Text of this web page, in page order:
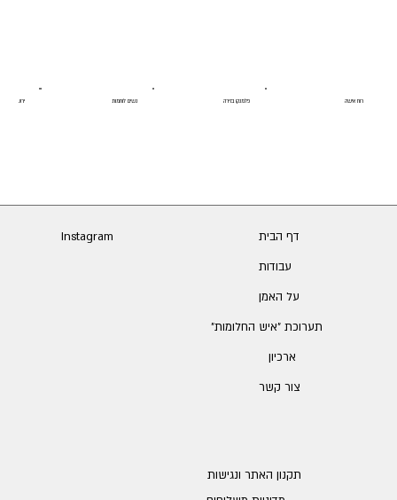
רוח אישה פלמנקו בזירה נשים לוחמות ירושלים
Instagram
דף הבית
עבודות
על האמן
תערוכת ״איש החלומות״
ארכיון
צור קשר
תקנון האתר ונגישות